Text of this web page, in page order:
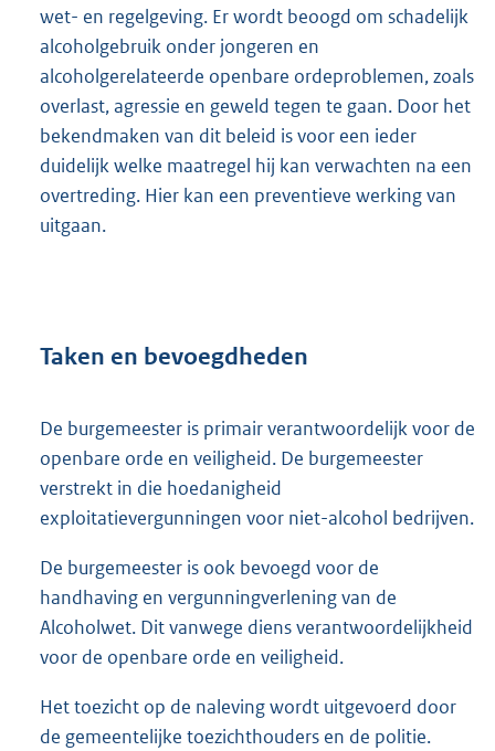
wet- en regelgeving. Er wordt beoogd om schadelijk
alcoholgebruik onder jongeren en
alcoholgerelateerde openbare ordeproblemen, zoals
overlast, agressie en geweld tegen te gaan. Door het
bekendmaken van dit beleid is voor een ieder
duidelijk welke maatregel hij kan verwachten na een
overtreding. Hier kan een preventieve werking van
uitgaan.
Taken en bevoegdheden
De burgemeester is primair verantwoordelijk voor de
openbare orde en veiligheid. De burgemeester
verstrekt in die hoedanigheid
exploitatievergunningen voor niet-alcohol bedrijven.
De burgemeester is ook bevoegd voor de
handhaving en vergunningverlening van de
Alcoholwet. Dit vanwege diens verantwoordelijkheid
voor de openbare orde en veiligheid.
Het toezicht op de naleving wordt uitgevoerd door
de gemeentelijke toezichthouders en de politie.